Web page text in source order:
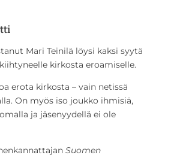
Mari Teinilä löysi kaksi syytä
kirkosta eroamiselle.
erota kirkosta – vain netissä
On myös iso joukko ihmisiä,
ja jäsenyydellä ei ole
Suomen